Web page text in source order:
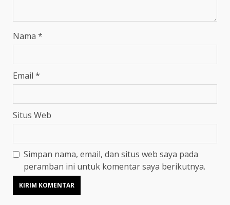
Nama *
Email *
Situs Web
Simpan nama, email, dan situs web saya pada
peramban ini untuk komentar saya berikutnya.